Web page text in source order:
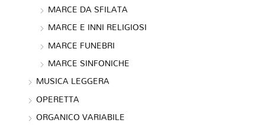
MARCE DA SFILATA
MARCE E INNI RELIGIOSI
MARCE FUNEBRI
MARCE SINFONICHE
MUSICA LEGGERA
OPERETTA
ORGANICO VARIABILE